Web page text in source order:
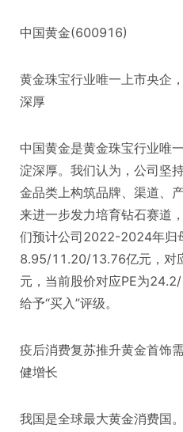
中国黄金(600916)
黄金珠宝行业唯一上市央企
深厚
中国黄金是黄金珠宝行业唯
淀深厚。我们认为，公司坚
金品类上构筑品牌、渠道、
来进一步发力培育钻石赛道
们预计公司2022-2024年归
8.95/11.20/13.76亿元，对
元，当前股价对应PE为
给予“买入”评级。
疫后消费复苏推升黄金首饰
健增长
我国是全球最大黄金消费国